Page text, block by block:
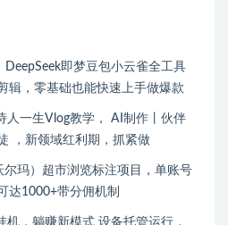
DeepSeek即梦豆包小云雀全工具
辑，零基础也能快速上手做爆款
人一生Vlog教学， AI制作丨伙伴
，新领域红利期，抓紧做
尔玛）超市浏览标注项目，单账号
达1000+带分佣机制
机，躺赚新模式 设备托管运行，